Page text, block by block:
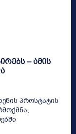
– ამის
პროსტატის